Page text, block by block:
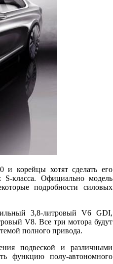
и корейцы хотят сделать его
класса. Официально модель
подробности силовых
3,8-литровый V6 GDI,
V8. Все три мотора будут
полного привода.
подвеской и различными
функцию полу-автономного